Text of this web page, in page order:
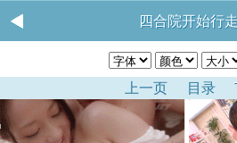
四合院开始行
上一页 目录